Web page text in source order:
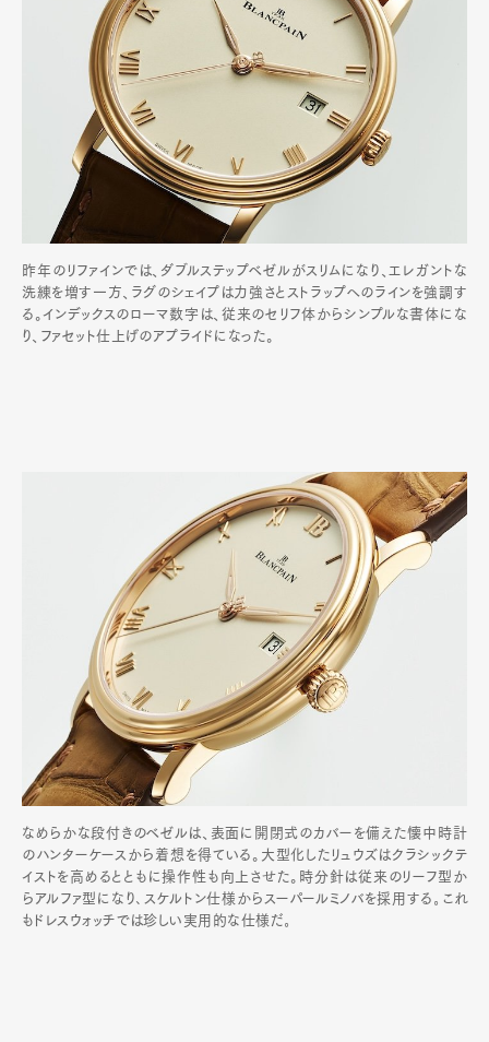
昨年のリファインでは、ダブルステップベゼルがスリムになり、エレガントな
洗練を増す一方、ラグのシェイプは力強さとストラップへのラインを強調す
る。インデックスのローマ数字は、従来のセリフ体からシンプルな書体にな
り、ファセット仕上げのアプライドになった。
なめらかな段付きのベゼルは、表面に開閉式のカバーを備えた懐中時計
のハンターケースから着想を得ている。大型化したリュウズはクラシックテ
イストを高めるとともに操作性も向上させた。時分針は従来のリーフ型か
らアルファ型になり､スケルトン仕様からスーパールミノバを採用する｡これ
もドレスウォッチでは珍しい実用的な仕様だ｡